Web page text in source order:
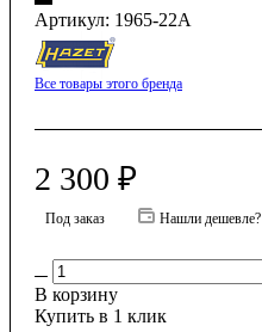
Артикул: 1965-22A
Все товары этого бренда
2 300 ₽
Под заказ Нашли дешевле?
В корзину
Купить в 1 клик